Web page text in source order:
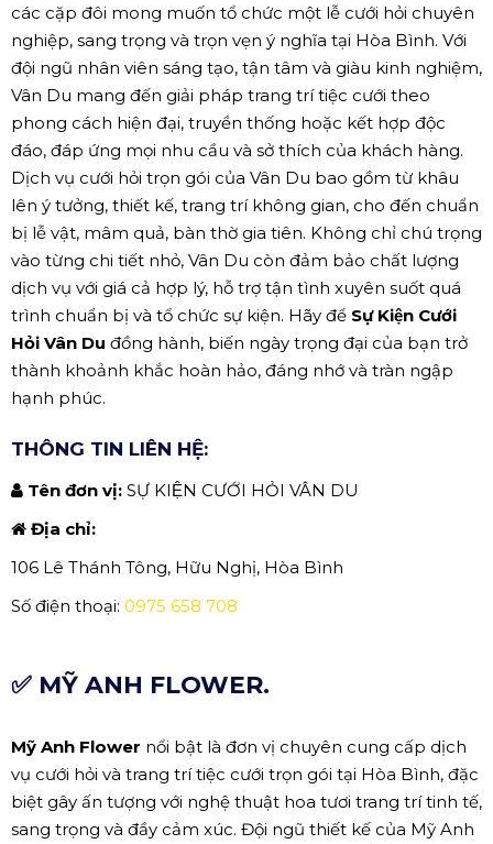
các cặp đôi mong muốn tổ chức một lễ cưới hỏi chuyên
nghiệp, sang trọng và trọn vẹn ý nghĩa tại Hòa Bình. Với
đội ngũ nhân viên sáng tạo, tận tâm và giàu kinh nghiệm,
Vân Du mang đến giải pháp trang trí tiệc cưới theo
phong cách hiện đại, truyền thống hoặc kết hợp độc
đáo, đáp ứng mọi nhu cầu và sở thích của khách hàng.
Dịch vụ cưới hỏi trọn gói của Vân Du bao gồm từ khâu
lên ý tưởng, thiết kế, trang trí không gian, cho đến chuẩn
bị lễ vật, mâm quả, bàn thờ gia tiên. Không chỉ chú trọng
vào từng chi tiết nhỏ, Vân Du còn đảm bảo chất lượng
dịch vụ với giá cả hợp lý, hỗ trợ tận tình xuyên suốt quá
trình chuẩn bị và tổ chức sự kiện. Hãy để Sự Kiện Cưới
Hỏi Vân Du đồng hành, biến ngày trọng đại của bạn trở
thành khoảnh khắc hoàn hảo, đáng nhớ và tràn ngập
hạnh phúc.
THÔNG TIN LIÊN HỆ:
Tên đơn vị: SỰ KIỆN CƯỚI HỎI VÂN DU
Địa chỉ:
106 Lê Thánh Tông, Hữu Nghị, Hòa Bình
Số điện thoại: 0975 658 708
✅ MỸ ANH FLOWER.
Mỹ Anh Flower nổi bật là đơn vị chuyên cung cấp dịch
vụ cưới hỏi và trang trí tiệc cưới trọn gói tại Hòa Bình, đặc
biệt gây ấn tượng với nghệ thuật hoa tươi trang trí tinh tế,
sang trọng và đầy cảm xúc. Đội ngũ thiết kế của Mỹ Anh